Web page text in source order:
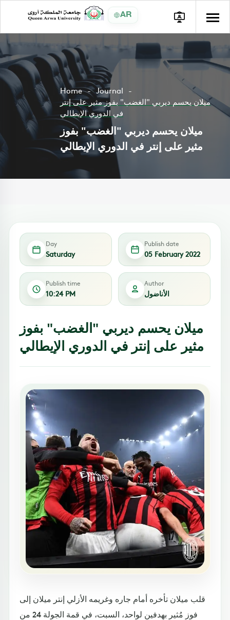
AR
Home
Journal
ميلان يحسم ديربي "الغضب" بفوز مثير على إنتر
في الدوري الإيطالي
ميلان يحسم ديربي "الغضب" بفوز
مثير على إنتر في الدوري الإيطالي
Day
Saturday
Publish date
05 February 2022
Publish time
10:24 PM
Author
الأناضول
ميلان يحسم ديربي "الغضب" بفوز
مثير على إنتر في الدوري الإيطالي
قلب ميلان تأخره أمام جاره وغريمه الأزلي إنتر ميلان إلى
فوز مُثير بهدفين لواحد، السبت، في قمة الجولة 24 من